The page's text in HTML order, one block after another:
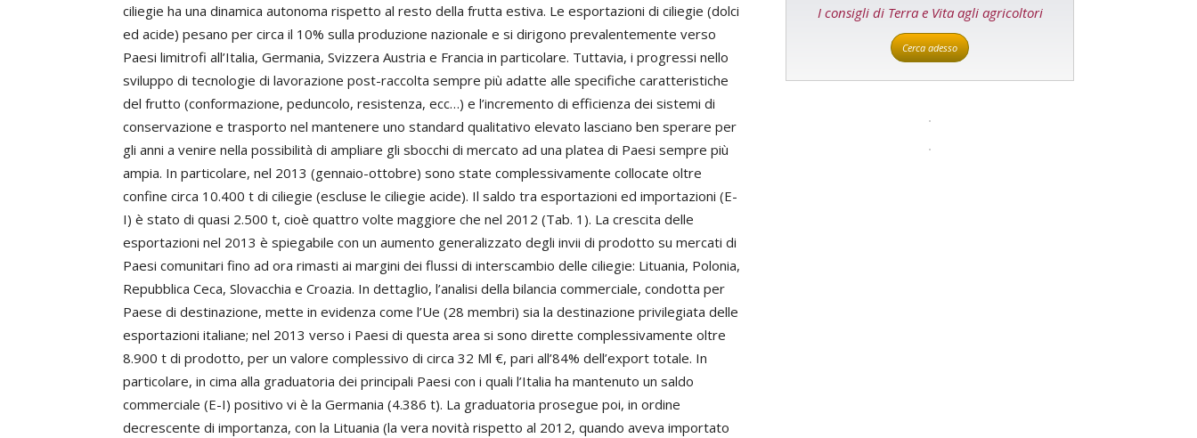
ciliegie ha una dinamica autonoma rispetto al resto della frutta estiva. Le esportazioni di ciliegie (dolci
ed acide) pesano per circa il 10% sulla produzione nazionale e si dirigono prevalentemente verso
Paesi limitrofi all’Italia, Germania, Svizzera Austria e Francia in particolare. Tuttavia, i progressi nello
sviluppo di tecnologie di lavorazione post-raccolta sempre più adatte alle specifiche caratteristiche
del frutto (conformazione, peduncolo, resistenza, ecc…) e l’incremento di efficienza dei sistemi di
conservazione e trasporto nel mantenere uno standard qualitativo elevato lasciano ben sperare per
gli anni a venire nella possibilità di ampliare gli sbocchi di mercato ad una platea di Paesi sempre più
ampia. In particolare, nel 2013 (gennaio-ottobre) sono state complessivamente collocate oltre
confine circa 10.400 t di ciliegie (escluse le ciliegie acide). Il saldo tra esportazioni ed importazioni (E-
I) è stato di quasi 2.500 t, cioè quattro volte maggiore che nel 2012 (Tab. 1). La crescita delle
esportazioni nel 2013 è spiegabile con un aumento generalizzato degli invii di prodotto su mercati di
Paesi comunitari fino ad ora rimasti ai margini dei flussi di interscambio delle ciliegie: Lituania, Polonia,
Repubblica Ceca, Slovacchia e Croazia. In dettaglio, l’analisi della bilancia commerciale, condotta per
Paese di destinazione, mette in evidenza come l’Ue (28 membri) sia la destinazione privilegiata delle
esportazioni italiane; nel 2013 verso i Paesi di questa area si sono dirette complessivamente oltre
8.900 t di prodotto, per un valore complessivo di circa 32 Ml €, pari all’84% dell’export totale. In
particolare, in cima alla graduatoria dei principali Paesi con i quali l’Italia ha mantenuto un saldo
commerciale (E-I) positivo vi è la Germania (4.386 t). La graduatoria prosegue poi, in ordine
decrescente di importanza, con la Lituania (la vera novità rispetto al 2012, quando aveva importato
I consigli di Terra e Vita agli agricoltori
Cerca adesso